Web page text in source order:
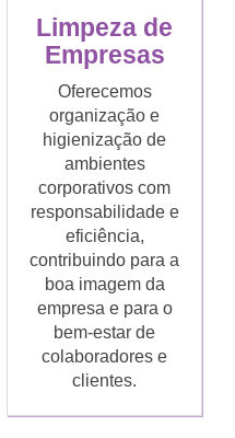
Limpeza de
Empresas
Oferecemos
organização e
higienização de
ambientes
corporativos com
responsabilidade e
eficiência,
contribuindo para a
boa imagem da
empresa e para o
bem-estar de
colaboradores e
clientes.